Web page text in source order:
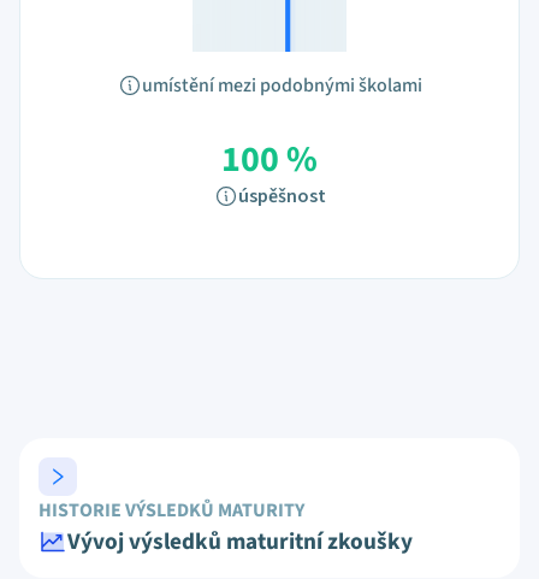
umístění mezi podobnými školami
100 %
úspěšnost
HISTORIE VÝSLEDKŮ MATURITY
Vývoj výsledků maturitní zkoušky